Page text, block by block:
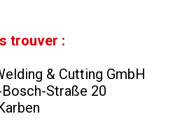
trouver :
& Cutting GmbH
Straße 20